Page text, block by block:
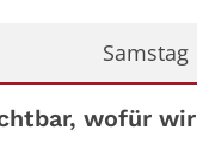
Samstag
wofür wir